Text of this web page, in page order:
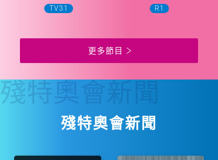
TV31 R1
更多節目
殘特奧會新聞
殘特奧會